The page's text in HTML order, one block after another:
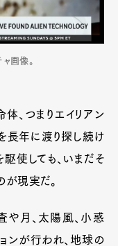
画像。
、つまりエイリアン
長年に渡り探し続け
使しても、いまだそ
現実だ。
や月、太陽風、小惑
ンが行われ、地球の